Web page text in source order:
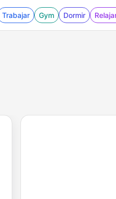
Trabajar Gym Dormir